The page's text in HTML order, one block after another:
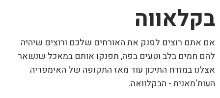
בקלאווה
אם אתם רוצים לפנק את האורחים שלכם ורוצים שיהיה
להם חמים בלב וטעים בפה, תפנקו אותם במאכל שנשאר
אצלנו במזרח התיכון עוד מאז התקופה של האימפריה
העות'מאנית - הבקלוואה.